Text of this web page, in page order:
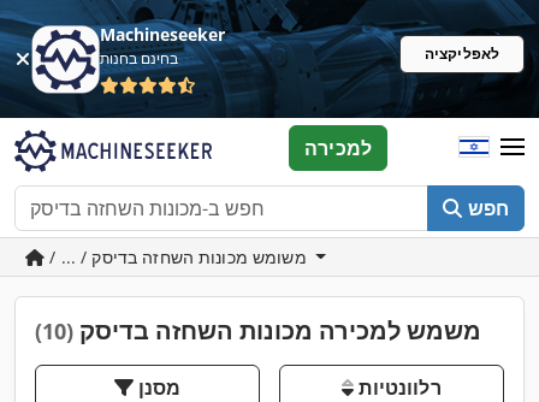
Machineseeker
בחינם בחנות לאפליקציה
חפש
למכירה
משמש למכירה מכונות השחזה בדיסק (10)
מסנן רלוונטיות